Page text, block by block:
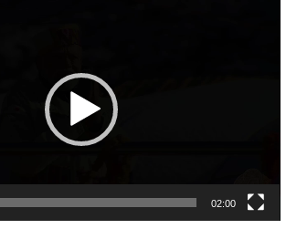
02:00